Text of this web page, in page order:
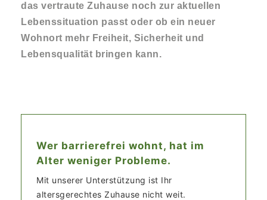
das vertraute Zuhause noch zur aktuellen
Lebenssituation passt oder ob ein neuer
Wohnort mehr Freiheit, Sicherheit und
Lebensqualität bringen kann.
Wer barrierefrei wohnt, hat im
Alter weniger Probleme.
Mit unserer Unterstützung ist Ihr
altersgerechtes Zuhause nicht weit.